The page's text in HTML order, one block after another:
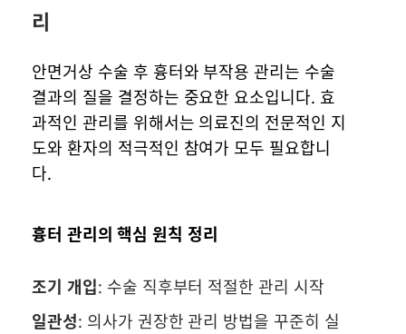
리
안면거상 수술 후 흉터와 부작용 관리는 수술
결과의 질을 결정하는 중요한 요소입니다. 효
과적인 관리를 위해서는 의료진의 전문적인 지
도와 환자의 적극적인 참여가 모두 필요합니
다.
흉터 관리의 핵심 원칙 정리
조기 개입: 수술 직후부터 적절한 관리 시작
일관성: 의사가 권장한 관리 방법을 꾸준히 실